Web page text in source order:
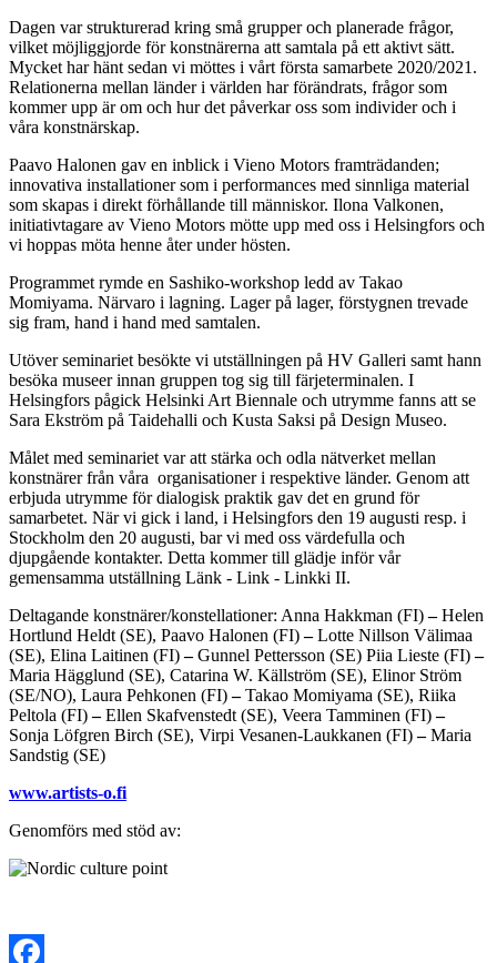
Dagen var strukturerad kring små grupper och planerade frågor,
vilket möjliggjorde för konstnärerna att samtala på ett aktivt sätt.
Mycket har hänt sedan vi möttes i vårt första samarbete 2020/2021.
Relationerna mellan länder i världen har förändrats, frågor som
kommer upp är om och hur det påverkar oss som individer och i
våra konstnärskap.
Paavo Halonen gav en inblick i Vieno Motors framträdanden;
innovativa installationer som i performances med sinnliga material
som skapas i direkt förhållande till människor. Ilona Valkonen,
initiativtagare av Vieno Motors mötte upp med oss i Helsingfors och
vi hoppas möta henne åter under hösten.
Programmet rymde en Sashiko-workshop ledd av Takao
Momiyama. Närvaro i lagning. Lager på lager, förstygnen trevade
sig fram, hand i hand med samtalen.
Utöver seminariet besökte vi utställningen på HV Galleri samt hann
besöka museer innan gruppen tog sig till färjeterminalen. I
Helsingfors pågick Helsinki Art Biennale och utrymme fanns att se
Sara Ekström på Taidehalli och Kusta Saksi på Design Museo.
Målet med seminariet var att stärka och odla nätverket mellan
konstnärer från våra organisationer i respektive länder. Genom att
erbjuda utrymme för dialogisk praktik gav det en grund för
samarbetet. När vi gick i land, i Helsingfors den 19 augusti resp. i
Stockholm den 20 augusti, bar vi med oss värdefulla och
djupgående kontakter. Detta kommer till glädje inför vår
gemensamma utställning Länk - Link - Linkki II.
Deltagande konstnärer/konstellationer: Anna Hakkman (FI)–Helen
Hortlund Heldt (SE), Paavo Halonen (FI)–Lotte Nillson Välimaa
(SE), Elina Laitinen (FI)–Gunnel Pettersson (SE) Piia Lieste (FI)–
Maria Hägglund (SE), Catarina W. Källström (SE), Elinor Ström
(SE/NO), Laura Pehkonen (FI)–Takao Momiyama (SE), Riika
Peltola (FI)–Ellen Skafvenstedt (SE), Veera Tamminen (FI)–
Sonja Löfgren Birch (SE), Virpi Vesanen-Laukkanen (FI)–Maria
Sandstig (SE)
www.artists-o.fi
Genomförs med stöd av: